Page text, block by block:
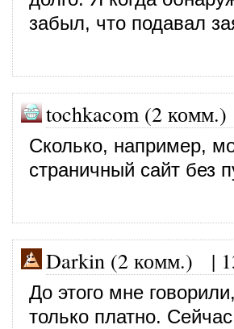
забыл, что подавал
tochkacom (2 комм.)
Сколько, например,
страничный сайт без
Darkin (2 комм.) |
До этого мне
только платно.